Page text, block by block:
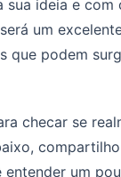
sua ideia e com
um
que podem
checar se
um